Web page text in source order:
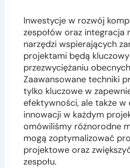
Inwestycje w rozwój
zespołów oraz integracja
narzędzi wspierających
projektami będą
przezwyciężaniu
Zaawansowane techniki
tylko kluczowe w
efektywności, ale także w
innowacji w każdym
omówiliśmy różnorodne
mogą zoptymalizować
projektowe oraz
zespołu.